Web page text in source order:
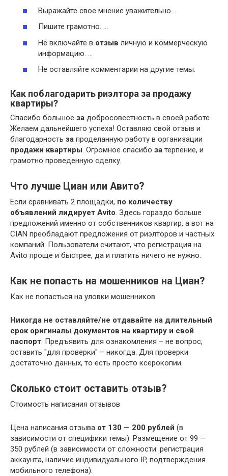
Выражайте свое мнение уважительно. …
Пишите грамотно. …
Не включайте в отзыв личную и коммерческую
информацию. …
Не оставляйте комментарии на другие темы.
Как поблагодарить риэлтора за продажу
квартиры?
Спасибо большое за добросовестность в своей работе.
Желаем дальнейшего успеха! Оставляю свой отзыв и
благодарность за проделанную работу в организации
продажи квартиры. Огромное спасибо за терпение, и
грамотно проведенную сделку.
Что лучше Циан или Авито?
Если сравнивать 2 площадки, по количеству
объявлений лидирует Avito. Здесь гораздо больше
предложений именно от собственников квартир, а вот на
CIAN преобладают предложения от риэлторов и частных
компаний. Пользователи считают, что регистрация на
Avito проще и быстрее, да и платить ничего не нужно.
Как не попасть на мошенников на Циан?
Как не попасться на уловки мошенников
Никогда не оставляйте/не отдавайте на длительный
срок оригиналы документов на квартиру и свой
паспорт. Предъявить для ознакомления – не вопрос,
оставить "для проверки" – никогда. Для проверки
достаточно данных, то есть просто ксерокопии.
Сколько стоит оставить отзыв?
Стоимость написания отзывов
Цена написания отзыва от 130 — 200 рублей (в
зависимости от специфики темы). Размещение от 99 —
350 рублей (в зависимости от сложности: регистрация
аккаунта, наличие индивидуального IP, подтверждения
мобильного телефона).